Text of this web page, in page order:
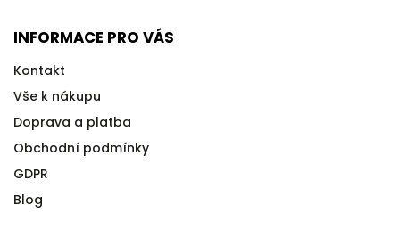
INFORMACE PRO VÁS
Kontakt
Vše k nákupu
Doprava a platba
Obchodní podmínky
GDPR
Blog